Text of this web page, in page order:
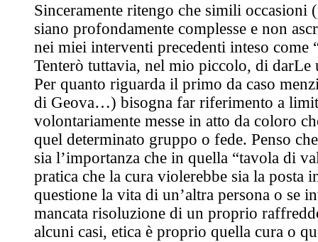
Sinceramente ritengo che simili occasioni
siano profondamente complesse e non
nei miei interventi precedenti inteso come
Tenterò tuttavia, nel mio piccolo, di darLe
Per quanto riguarda il primo da caso
di Geova…) bisogna far riferimento a
volontariamente messe in atto da coloro
quel determinato gruppo o fede. Penso
sia l’importanza che in quella “tavola di
pratica che la cura violerebbe sia la posta
questione la vita di un’altra persona o se
mancata risoluzione di un proprio
alcuni casi, etica è proprio quella cura o